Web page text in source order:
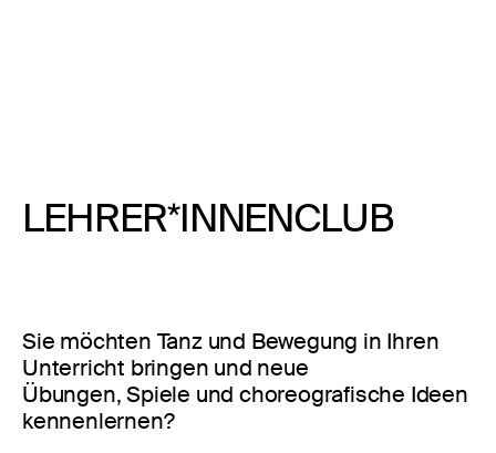
LEHRER*INNENCLUB
Sie möchten Tanz und Bewegung in Ihren
Unterricht bringen und neue
Übungen, Spiele und choreografische Ideen
kennenlernen?